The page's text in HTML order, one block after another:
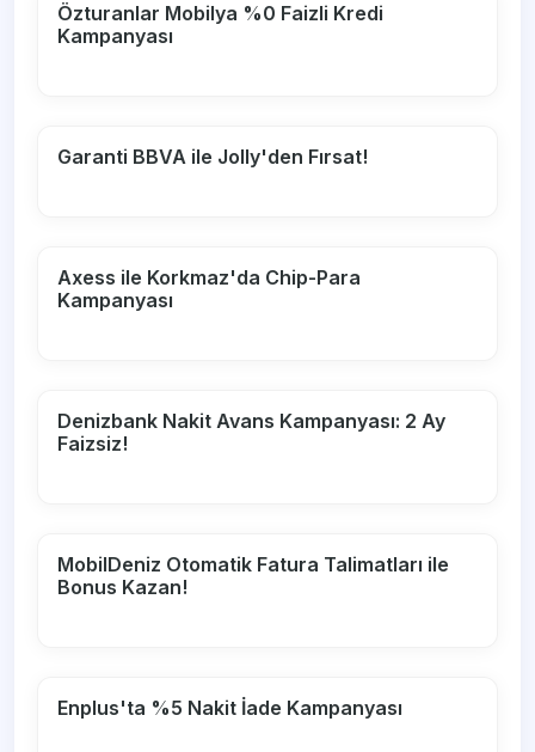
Özturanlar Mobilya %0 Faizli Kredi
Kampanyası
Garanti BBVA ile Jolly'den Fırsat!
Axess ile Korkmaz'da Chip-Para
Kampanyası
Denizbank Nakit Avans Kampanyası: 2 Ay
Faizsiz!
MobilDeniz Otomatik Fatura Talimatları ile
Bonus Kazan!
Enplus'ta %5 Nakit İade Kampanyası